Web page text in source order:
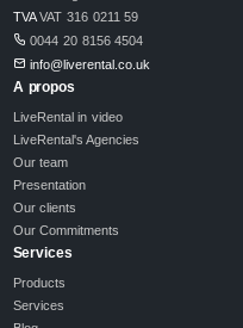
TVAVAT 316 0211 59
0044 20 8156 4504
info@liverental.co.uk
A propos
LiveRental in video
LiveRental's Agencies
Our team
Presentation
Our clients
Our Commitments
Services
Products
Services